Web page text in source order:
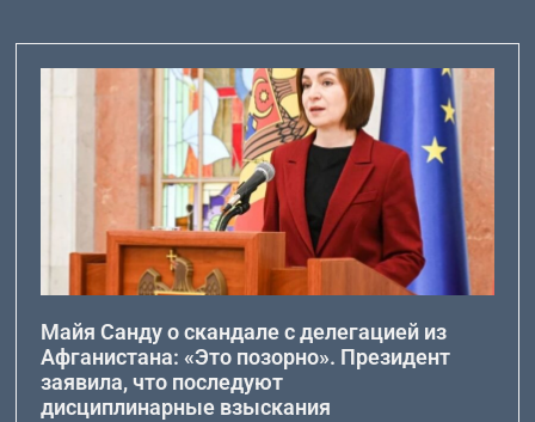
Майя Санду о скандале с делегацией из
Афганистана: «Это позорно». Президент
заявила, что последуют
дисциплинарные взыскания